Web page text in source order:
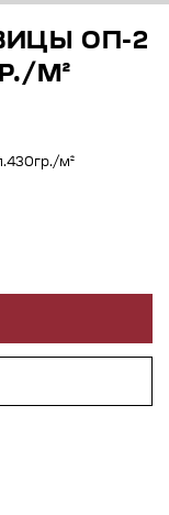
ОП-2
М²
м²